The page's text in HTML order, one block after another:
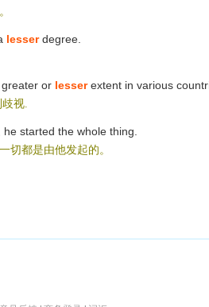
lesserdegree.
or lesserextent in various
视.
he started the whole thing.
切都是由他发起的。